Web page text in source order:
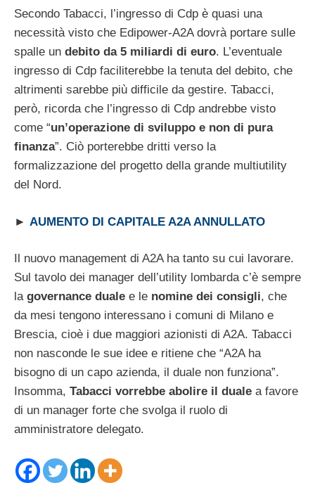
Secondo Tabacci, l’ingresso di Cdp è quasi una
necessità visto che Edipower-A2A dovrà portare sulle
spalle un debito da 5 miliardi di euro. L’eventuale
ingresso di Cdp faciliterebbe la tenuta del debito, che
altrimenti sarebbe più difficile da gestire. Tabacci,
però, ricorda che l’ingresso di Cdp andrebbe visto
come “un’operazione di sviluppo e non di pura
finanza”. Ciò porterebbe dritti verso la
formalizzazione del progetto della grande multiutility
del Nord.
► AUMENTO DI CAPITALE A2A ANNULLATO
Il nuovo management di A2A ha tanto su cui lavorare.
Sul tavolo dei manager dell’utility lombarda c’è sempre
la governance duale e le nomine dei consigli, che
da mesi tengono interessano i comuni di Milano e
Brescia, cioè i due maggiori azionisti di A2A. Tabacci
non nasconde le sue idee e ritiene che “A2A ha
bisogno di un capo azienda, il duale non funziona”.
Insomma, Tabacci vorrebbe abolire il duale a favore
di un manager forte che svolga il ruolo di
amministratore delegato.